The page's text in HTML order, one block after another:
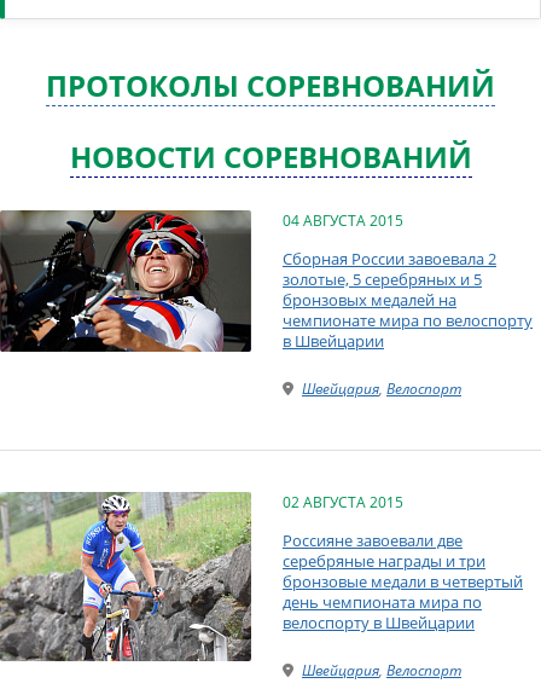
ПРОТОКОЛЫ СОРЕВНОВАНИЙ
НОВОСТИ СОРЕВНОВАНИЙ
04 АВГУСТА 2015
Сборная России завоевала 2
золотые, 5 серебряных и 5
бронзовых медалей на
чемпионате мира по велоспорту
в Швейцарии
Швейцария, Велоспорт
02 АВГУСТА 2015
Россияне завоевали две
серебряные награды и три
бронзовые медали в четвертый
день чемпионата мира по
велоспорту в Швейцарии
Швейцария, Велоспорт